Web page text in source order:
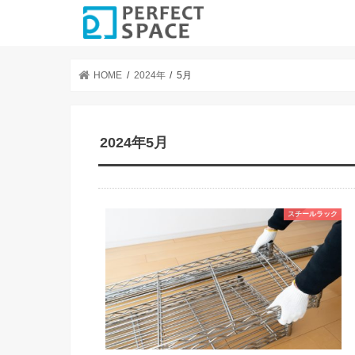
HOME 2024年 5月
2024年5月
スチールラック